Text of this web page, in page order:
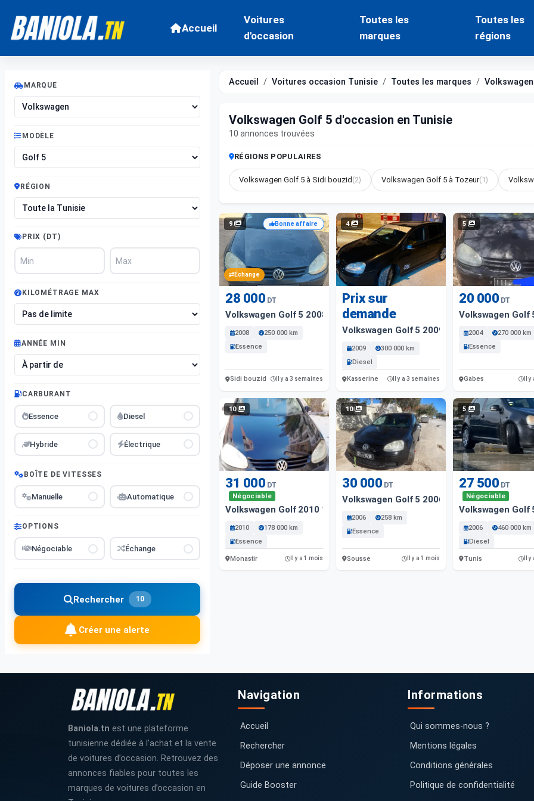
Accueil
Voitures
d'occasion
Toutes les
marques
Toutes les
régions
MARQUE
MODÈLE
RÉGION
PRIX (DT)
KILOMÉTRAGE MAX
ANNÉE MIN
CARBURANT
Essence Diesel
Hybride Électrique
BOÎTE DE VITESSES
Manuelle Automatique
OPTIONS
Négociable Échange
Rechercher 10
Créer une alerte
Accueil Voitures occasion Tunisie Toutes les marques
Volkswagen Golf 5 d'occasion en Tunisie
10 annonces trouvées
RÉGIONS POPULAIRES
Volkswagen Golf 5 à Sidi bouzid (2) Volkswagen Golf 5 à Tozeur(1)
9
Échange
Bonne affaire
28 000 DT
Volkswagen Golf 5 2008 Essence
2008
250 000 km
Essence
Sidi bouzid Il y a 3 semaines
4
Prix sur
demande
Volkswagen Golf 5 2009 Diesel
2009
300 000 km
Diesel
Kasserine Il y a 3 semaines
5
20 000 DT
Volkswagen Golf
2004
270 000 km
Essence
Gabes Il
10
31 000 DT
Négociable
Volkswagen Golf 2010 178000 Km
2010
178 000 km
Essence
Monastir Il y a 1 mois
10
30 000 DT
Volkswagen Golf 5 2006 258. 000 Km
2006
258 km
Essence
Sousse Il y a 1 mois
5
27 500 DT
Négociable
Volkswagen Golf
2006
460 000 km
Diesel
Tunis Il
Baniola.tn est une plateforme
tunisienne dédiée à l’achat et la vente
de voitures d’occasion. Retrouvez des
annonces fiables pour toutes les
marques de voitures d’occasion en
Navigation
Accueil
Rechercher
Déposer une annonce
Guide Booster
Informations
Qui sommes-nous ?
Mentions légales
Conditions générales
Politique de confidentialité